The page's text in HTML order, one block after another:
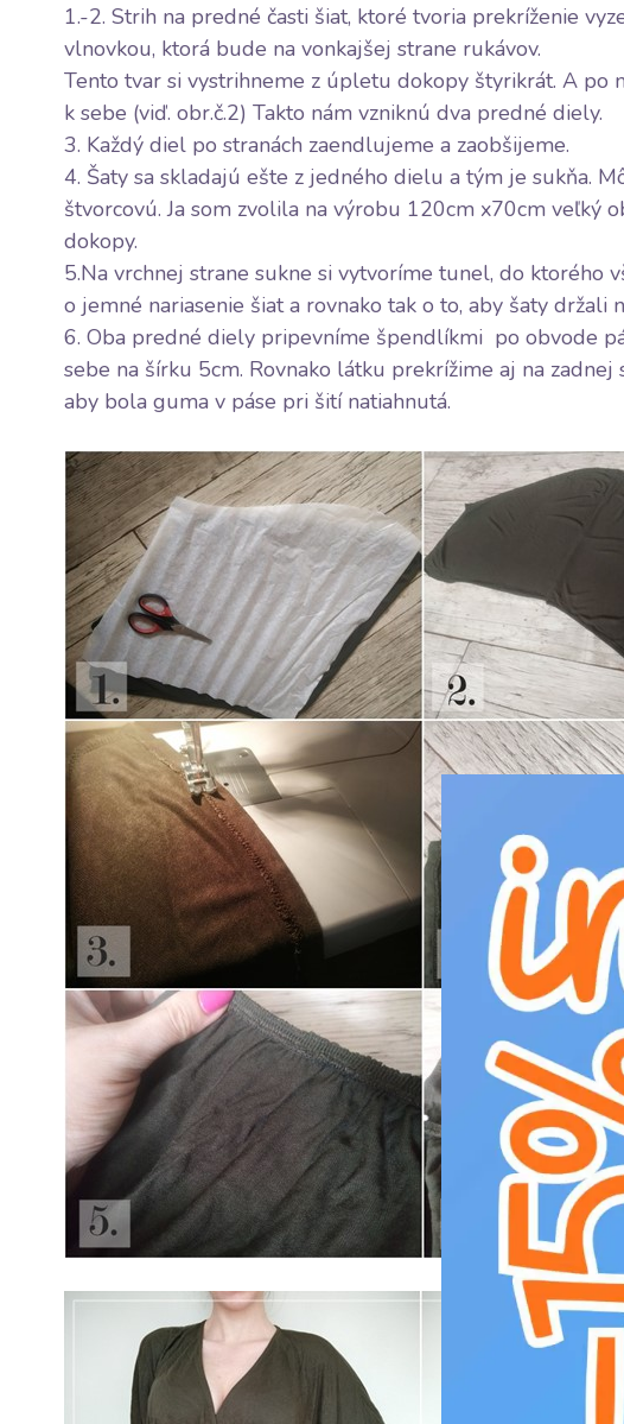
1.-2. Strih na predné časti šiat, ktoré tvoria prekríženie
vlnovkou, ktorá bude na vonkajšej strane rukávov.
Tento tvar si vystrihneme z úpletu dokopy štyrikrát. A po
k sebe (viď. obr.č.2) Takto nám vzniknú dva predné diely.
3. Každý diel po stranách zaendlujeme a zaobšijeme.
4. Šaty sa skladajú ešte z jedného dielu a tým je sukňa.
štvorcovú. Ja som zvolila na výrobu 120cm x70cm veľký
dokopy.
5.Na vrchnej strane sukne si vytvoríme tunel, do ktorého
o jemné nariasenie šiat a rovnako tak o to, aby šaty držali
6. Oba predné diely pripevníme špendlíkmi po obvode
sebe na šírku 5cm. Rovnako látku prekrížime aj na
aby bola guma v páse pri šití natiahnutá.